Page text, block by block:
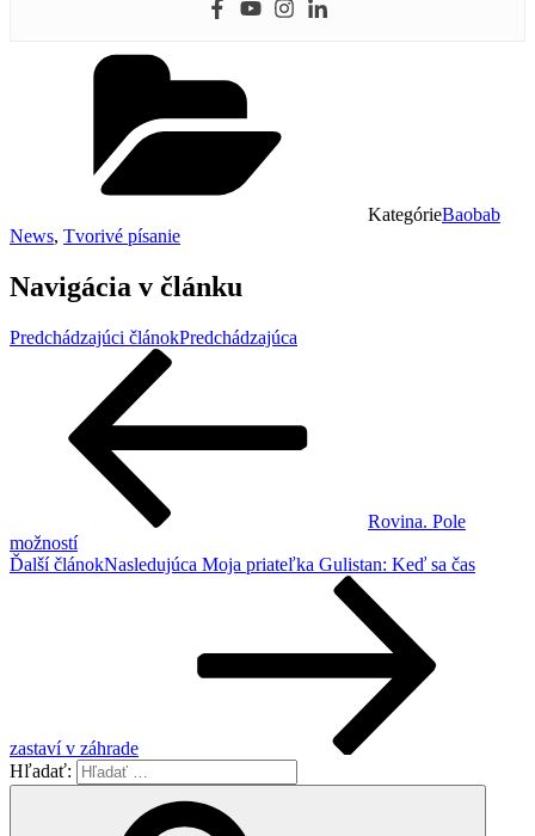
KategórieBaobab
News, Tvorivé písanie
Navigácia v článku
Predchádzajúci článokPredchádzajúca
Rovina. Pole
možností
Ďalší článokNasledujúca Moja priateľka Gulistan: Keď sa čas
zastaví v záhrade
Hľadať: